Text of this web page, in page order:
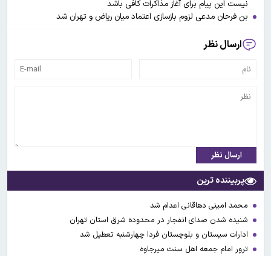
نیست این پیام برای آغاز مذاکرات کافی باشد
بن فرحان مدعی لزوم بازسازی اعتماد میان ریاض و تهران شد
ارسال نظر
ارسال نظر
پربیننده ترین
محمد امینی دهاقانی اعدام شد
شنیده شدن صدای انفجار در محدوده شرق استان تهران
ادارات سیستان و بلوچستان فردا چهارشنبه تعطیل شد
ترور امام جمعه اهل سنت میرجاوه